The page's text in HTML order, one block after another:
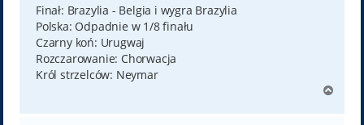
Finał: Brazylia - Belgia i wygra Brazylia
Polska: Odpadnie w 1/8 finału
Czarny koń: Urugwaj
Rozczarowanie: Chorwacja
Król strzelców: Neymar
g